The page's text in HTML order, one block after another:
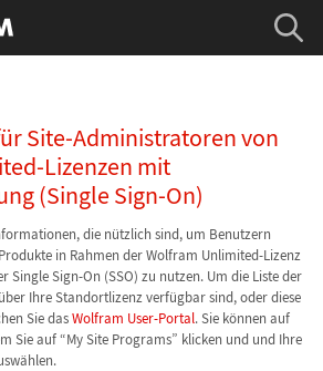
Site-Administratoren von
Lizenzen mit
(Single Sign-On)
die nützlich sind, um Benutzern
in Rahmen der Wolfram Unlimited-Lizenz
Single Sign-On (SSO) zu nutzen. Um die Liste der
Ihre Standortlizenz verfügbar sind, oder diese
Sie dasWolfram User-Portal. Sie können auf
Sie auf “My Site Programs” klicken und und Ihre